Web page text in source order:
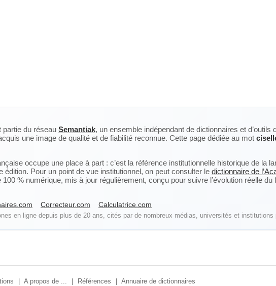
partie du réseau Semantiak, un ensemble indépendant de dictionnaires et
une image de qualité et de fiabilité reconnue. Cette page dédiée au mot
occupe une place à part : c’est la référence institutionnelle historique de la
édition. Pour un point de vue institutionnel, on peut consulter le dictionnaire de
% numérique, mis à jour régulièrement, conçu pour suivre l’évolution réelle
Correcteur.com Calculatrice.com
en ligne depuis plus de 20 ans, cités par de nombreux médias, universités et institutions
A propos de ... Références Annuaire de dictionnaires